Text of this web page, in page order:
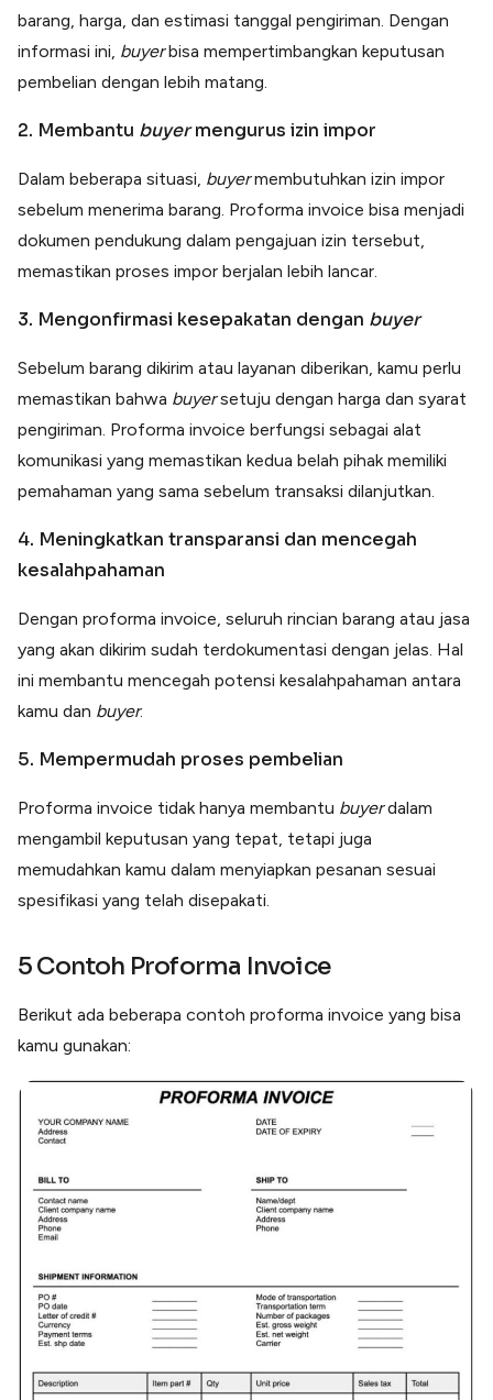
barang, harga, dan estimasi tanggal pengiriman. Dengan
informasi ini, buyerbisa mempertimbangkan keputusan
pembelian dengan lebih matang.
2. Membantu buyermengurus izin impor
Dalam beberapa situasi, buyermembutuhkan izin impor
sebelum menerima barang. Proforma invoice bisa menjadi
dokumen pendukung dalam pengajuan izin tersebut,
memastikan proses impor berjalan lebih lancar.
3. Mengonfirmasi kesepakatan dengan buyer
Sebelum barang dikirim atau layanan diberikan, kamu perlu
memastikan bahwa buyersetuju dengan harga dan syarat
pengiriman. Proforma invoice berfungsi sebagai alat
komunikasi yang memastikan kedua belah pihak memiliki
pemahaman yang sama sebelum transaksi dilanjutkan.
4. Meningkatkan transparansi dan mencegah
kesalahpahaman
Dengan proforma invoice, seluruh rincian barang atau jasa
yang akan dikirim sudah terdokumentasi dengan jelas. Hal
ini membantu mencegah potensi kesalahpahaman antara
kamu dan buyer.
5. Mempermudah proses pembelian
Proforma invoice tidak hanya membantu buyerdalam
mengambil keputusan yang tepat, tetapi juga
memudahkan kamu dalam menyiapkan pesanan sesuai
spesifikasi yang telah disepakati.
5 Contoh Proforma Invoice
Berikut ada beberapa contoh proforma invoice yang bisa
kamu gunakan: